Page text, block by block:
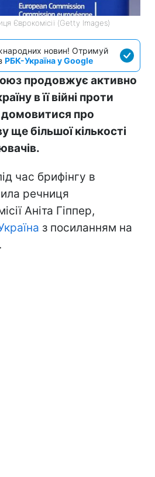
Єврокомісії (Getty Images)
новин! Отримуй
РБК-Україна у Google
продовжує активно
в її війні проти
домовитися про
ще більшої кількості
час брифінгу в
речниця
Аніта Гіппер,
з посиланням на